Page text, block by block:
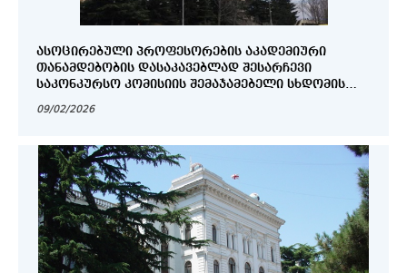
ᲐᲡᲝᲪᲘᲠᲔᲑᲣᲚᲘ ᲞᲠᲝᲤᲔᲡᲝᲠᲔᲑᲘᲡ ᲐᲙᲐᲓᲔᲛᲘᲣᲠᲘ
ᲗᲐᲜᲐᲛᲓᲔᲑᲝᲑᲘᲡ ᲓᲐᲡᲐᲙᲐᲕᲔᲑᲚᲐᲓ ᲨᲔᲡᲐᲠᲩᲔᲕᲘ
ᲡᲐᲙᲝᲜᲙᲣᲠᲡᲝ ᲙᲝᲛᲘᲡᲘᲘᲡ ᲨᲔᲛᲐᲯᲐᲛᲔᲑᲔᲚᲘ ᲡᲮᲓᲝᲛᲘᲡ
09/02/2026